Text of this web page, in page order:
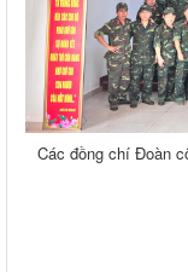
Các đồng chí Đoàn